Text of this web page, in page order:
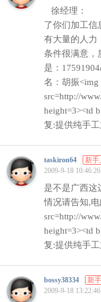
徐经理：
了你们加工信
有大量的人力
条件很满意
是：
名：胡振<img
src=http://
height=3><td
复:提供纯手
taskiron64
新手
2009-9-18 10:46:26
是不是广西这
情况请告知,电
src=http://
height=3><td
复:提供纯手
bossy38334
新
2009-9-18 13:22:46